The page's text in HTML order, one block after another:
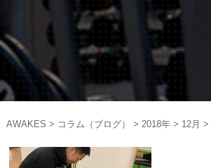
AWAKES > コラム（ブログ） > 2018年> 12月 >